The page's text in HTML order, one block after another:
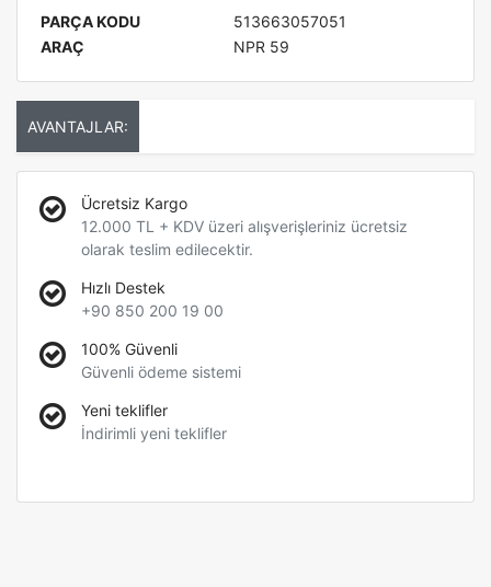
PARÇA KODU
513663057051
ARAÇ
NPR 59
AVANTAJLAR:
Ücretsiz Kargo
12.000 TL + KDV üzeri alışverişleriniz ücretsiz
olarak teslim edilecektir.
Hızlı Destek
+90 850 200 19 00
100% Güvenli
Güvenli ödeme sistemi
Yeni teklifler
İndirimli yeni teklifler